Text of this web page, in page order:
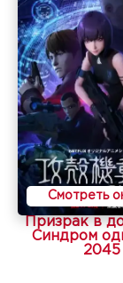
Смотреть
Призрак в
Синдром
2045